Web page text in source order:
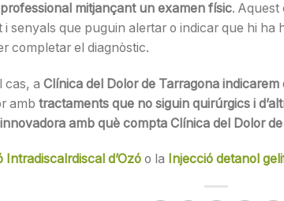
mitjançant un examen físic. Aquest
senyals que puguin alertar o indicar que hi ha
completar el diagnòstic.
cas, a Clínica del Dolor de Tarragona
amb tractaments que no siguin quirúrgics i
amb què compta Clínica del Dolor
Intradiscalrdiscal d’Ozó o la Injecció detanol